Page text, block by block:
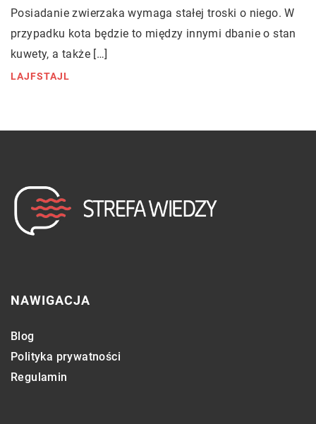
Posiadanie zwierzaka wymaga stałej troski o niego. W
przypadku kota będzie to między innymi dbanie o stan
kuwety, a także […]
LAJFSTAJL
NAWIGACJA
Blog
Polityka prywatności
Regulamin